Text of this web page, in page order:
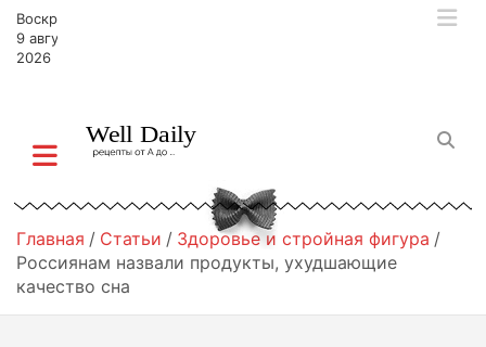
Воскресенье,
9 августа,
2026
Главная Статьи
Здоровье и стройная фигура
Россиянам назвали продукты, ухудшающие
качество сна